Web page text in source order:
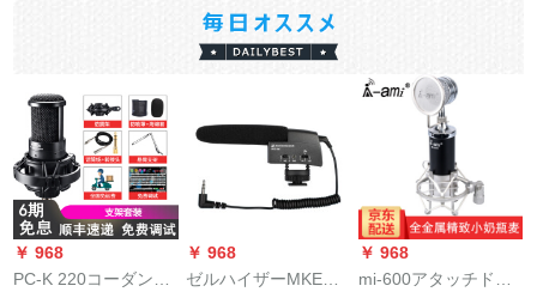
￥ 968
PC-K 220コーダンサ
￥ 968
ゼルハイザーMKE
￥ 968
mi-600アタッチド版